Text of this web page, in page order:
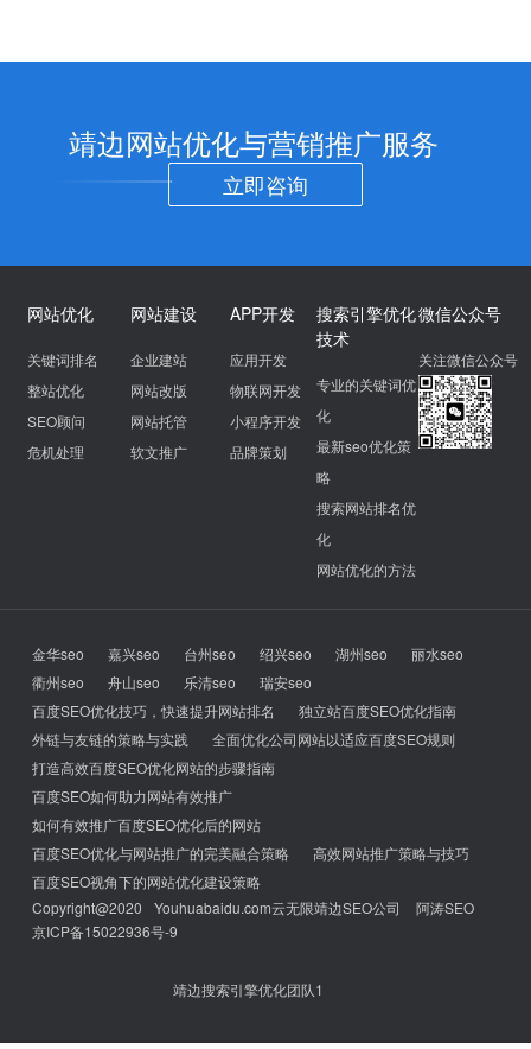
靖边网站优化与营销推广服务
立即咨询
网站优化
关键词排名
整站优化
SEO顾问
危机处理
网站建设
企业建站
网站改版
网站托管
软文推广
APP开发
应用开发
物联网开发
小程序开发
品牌策划
搜索引擎优化
技术
专业的关键词优
化
最新seo优化策
略
搜索网站排名优
化
网站优化的方法
微信公众号
关注微信公众号
金华seo 嘉兴seo 台州seo 绍兴seo 湖州seo
丽水seo
衢州seo
舟山seo 乐清seo
瑞安seo
百度SEO优化技巧，快速提升网站排名
独立站百度SEO优化指南
外链与友链的策略与实践
全面优化公司网站以适应百度SEO规则
打造高效百度SEO优化网站的步骤指南
百度SEO如何助力网站有效推广
如何有效推广百度SEO优化后的网站
百度SEO优化与网站推广的完美融合策略
高效网站推广策略与技巧
百度SEO视角下的网站优化建设策略
Copyright@2020
Youhuabaidu.com云无限靖边SEO公司
阿涛SEO
京ICP备15022936号-9
靖边搜索引擎优化团队1